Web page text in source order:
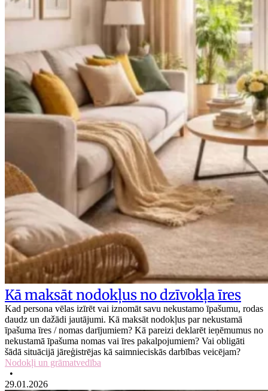
Kā maksāt nodokļus no dzīvokļa īres
Kad persona vēlas izīrēt vai iznomāt savu nekustamo īpašumu, rodas
daudz un dažādi jautājumi. Kā maksāt nodokļus par nekustamā
īpašuma īres / nomas darījumiem? Kā pareizi deklarēt ieņēmumus no
nekustamā īpašuma nomas vai īres pakalpojumiem? Vai obligāti
šādā situācijā jāreģistrējas kā saimnieciskās darbības veicējam?
Nodokļi un grāmatvedība
•
29.01.2026